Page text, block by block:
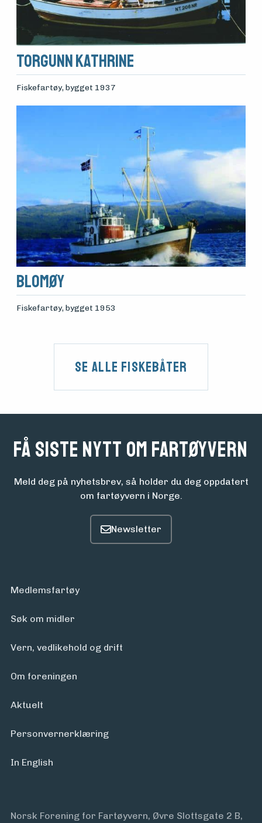
Torgunn Kathrine
Fiskefartøy, bygget 1937
Blomøy
Fiskefartøy, bygget 1953
Se alle fiskebåter
Få siste nytt om fartøyvern
Meld deg på nyhetsbrev, så holder du deg oppdatert
om fartøyvern i Norge.
Medlemsfartøy
Søk om midler
Vern, vedlikehold og drift
Om foreningen
Aktuelt
Personvern­erklæring
In English
Norsk Forening for Fartøyvern, Øvre Slottsgate 2 B,